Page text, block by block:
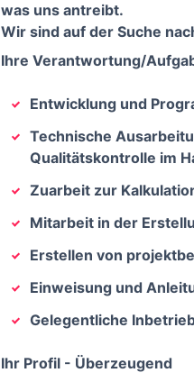
was uns antreibt.
Wir sind auf der Suche
Ihre Verantwortung/
Entwicklung und
Technische
Qualitätskontrolle im
Zuarbeit zur
Mitarbeit in der
Erstellen von
Einweisung und
Gelegentliche
Ihr Profil - Überzeugend